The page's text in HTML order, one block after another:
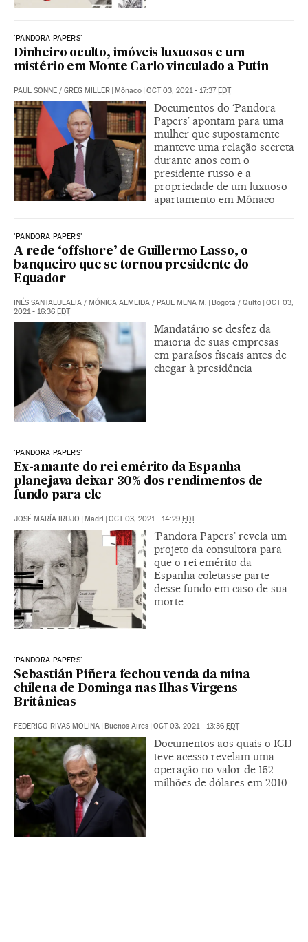
'PANDORA PAPERS'
Dinheiro oculto, imóveis luxuosos e um
mistério em Monte Carlo vinculado a Putin
PAUL SONNE / GREG MILLER | Mônaco | OCT 03, 2021 - 17:37EDT
Documentos do ‘Pandora
Papers’ apontam para uma
mulher que supostamente
manteve uma relação secreta
durante anos com o
presidente russo e a
propriedade de um luxuoso
apartamento em Mônaco
'PANDORA PAPERS'
A rede ‘offshore’ de Guillermo Lasso, o
banqueiro que se tornou presidente do
Equador
INÉS SANTAEULALIA / MÓNICA ALMEIDA / PAUL MENA M. | Bogotá / Quito | OCT 03,
2021 - 16:36 EDT
Mandatário se desfez da
maioria de suas empresas
em paraísos fiscais antes de
chegar à presidência
'PANDORA PAPERS'
Ex-amante do rei emérito da Espanha
planejava deixar 30% dos rendimentos de
fundo para ele
JOSÉ MARÍA IRUJO | Madri | OCT 03, 2021 - 14:29 EDT
‘Pandora Papers’ revela um
projeto da consultora para
que o rei emérito da
Espanha coletasse parte
desse fundo em caso de sua
morte
'PANDORA PAPERS'
Sebastián Piñera fechou venda da mina
chilena de Dominga nas Ilhas Virgens
Britânicas
FEDERICO RIVAS MOLINA | Buenos Aires | OCT 03, 2021 - 13:36 EDT
Documentos aos quais o ICIJ
teve acesso revelam uma
operação no valor de 152
milhões de dólares em 2010